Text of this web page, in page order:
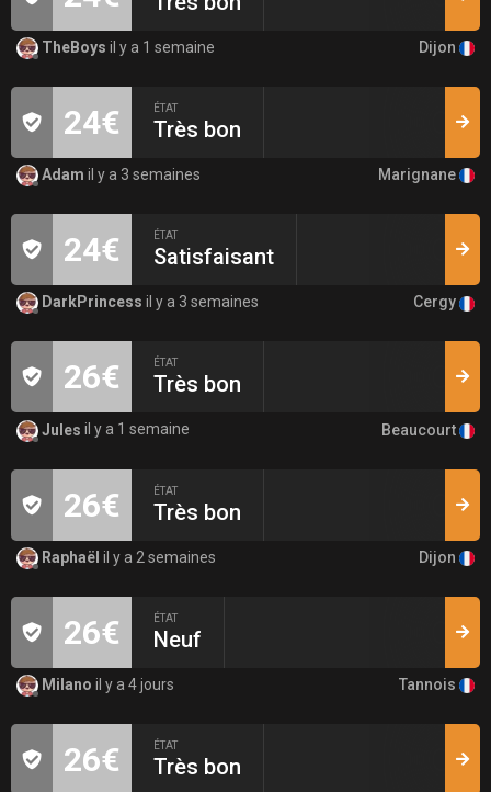
TheBoys il y a 1 semaine Dijon
24€ ÉTAT
Très bon
Adam il y a 3 semaines Marignane
24€ ÉTAT
Satisfaisant
DarkPrincess il y a 3 semaines Cergy
26€ ÉTAT
Très bon
Jules il y a 1 semaine Beaucourt
26€ ÉTAT
Très bon
Raphaël il y a 2 semaines Dijon
26€ ÉTAT
Neuf
Milano il y a 4 jours Tannois
26€ ÉTAT
Très bon